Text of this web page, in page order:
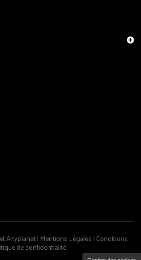
Artyplanet| Mentions Légales | Conditions
de confidentialité